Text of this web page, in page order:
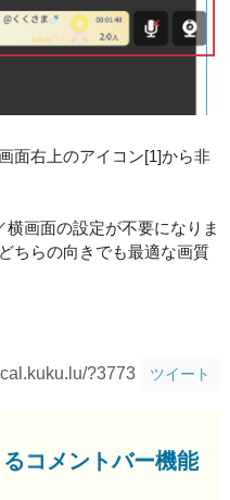
面右上のアイコン[1]から非
画面の設定が不要になりま
ちらの向きでも最適な画質
?3773 ツイート
コメントバー機能